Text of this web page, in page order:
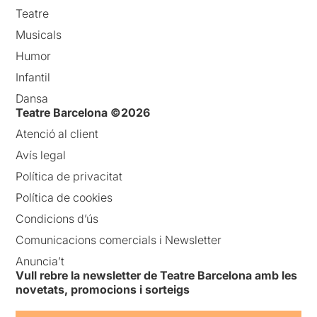
Teatre
Musicals
Humor
Infantil
Dansa
Teatre Barcelona ©2026
Atenció al client
Avís legal
Política de privacitat
Política de cookies
Condicions d’ús
Comunicacions comercials i Newsletter
Anuncia’t
Vull rebre la newsletter de Teatre Barcelona amb les
novetats, promocions i sorteigs